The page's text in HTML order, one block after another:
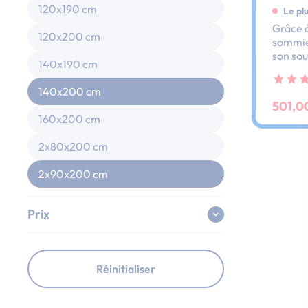
120x190 cm
120x200 cm
140x190 cm
140x200 cm
160x200 cm
2x80x200 cm
2x90x200 cm
Prix
Réinitialiser
Le
Grâce
son
dos
ses
au